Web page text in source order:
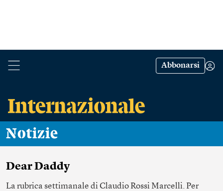
Abbonarsi
Notizie
Dear Daddy
La rubrica settimanale diClaudio Rossi Marcelli. Per